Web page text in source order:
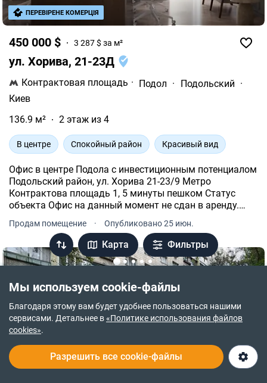
Мы используем cookie-файлы
Благодаря этому вам будет удобнее пользоваться нашими
сервисами. Детальнее в«Политике использования файлов
cookies».
Разрешить все cookie-файлы
Карта Фильтры
450 000 $ 3 287 $ за м²
ул. Хорива, 21-23Д
Контрактовая площадь · Подол · Подольский ·
Киев
136.9 м²
2 этаж из 4
В центре Спокойный район Красивый вид
Офис в центре Подола с инвестиционным потенциалом
Подольский район, ул. Хорива 21-23/9 Метро
Контрактова площадь 1, 5 минуты пешком Статус
объекта Офис на данный момент не сдан в аренду.
Продам помещение · Опубликовано 25 июн.
ПЕРЕВІРЕНЕ КОМЕРЦІЯ